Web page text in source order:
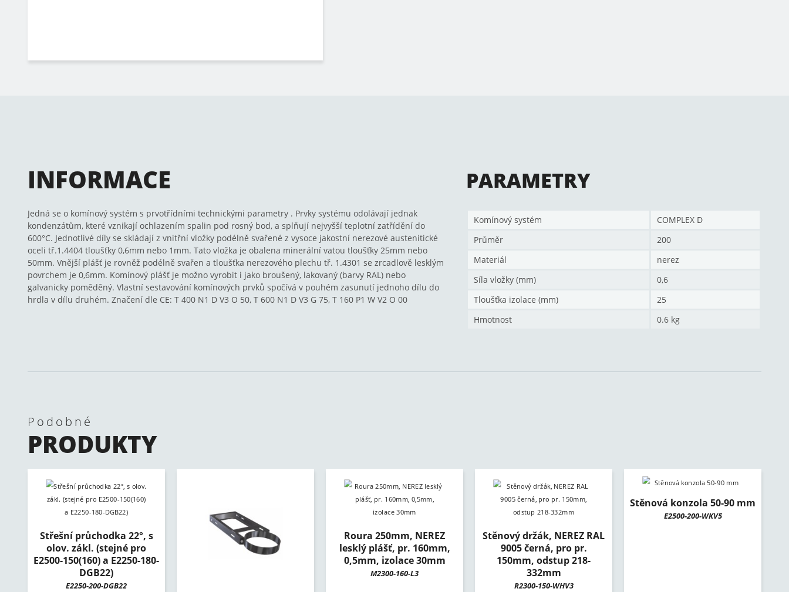
INFORMACE
Jedná se o komínový systém s prvotřídními technickými parametry . Prvky systému odolávají jednak
kondenzátům, které vznikají ochlazením spalin pod rosný bod, a splňují nejvyšší teplotní zatřídění do
600°C. Jednotlivé díly se skládají z vnitřní vložky podélně svařené z vysoce jakostní nerezové austenitické
oceli tř.1.4404 tloušťky 0,6mm nebo 1mm. Tato vložka je obalena minerální vatou tloušťky 25mm nebo
50mm. Vnější plášť je rovněž podélně svařen a tloušťka nerezového plechu tř. 1.4301 se zrcadlově lesklým
povrchem je 0,6mm. Komínový plášť je možno vyrobit i jako broušený, lakovaný (barvy RAL) nebo
galvanicky poměděný. Vlastní sestavování komínových prvků spočívá v pouhém zasunutí jednoho dílu do
hrdla v dílu druhém. Značení dle CE: T 400 N1 D V3 O 50, T 600 N1 D V3 G 75, T 160 P1 W V2 O 00
PARAMETRY
Komínový systém
COMPLEX D
Průměr
200
Materiál
nerez
Síla vložky (mm)
0,6
Tloušťka izolace (mm)
25
Hmotnost
0.6 kg
Podobné
PRODUKTY
Střešní průchodka 22°, s
olov. zákl. (stejné pro
E2500-150(160) a E2250-180-
DGB22)
E2250-200-DGB22
Roura 250mm, NEREZ
lesklý plášť, pr. 160mm,
0,5mm, izolace 30mm
M2300-160-L3
Stěnový držák, NEREZ RAL
9005 černá, pro pr.
150mm, odstup 218-
332mm
R2300-150-WHV3
Stěnová konzola 50-90 mm
E2500-200-WKV5